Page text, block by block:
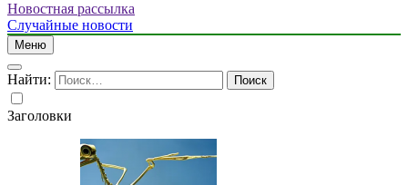
Новостная рассылка
Случайные новости
Меню
Найти:
Заголовки